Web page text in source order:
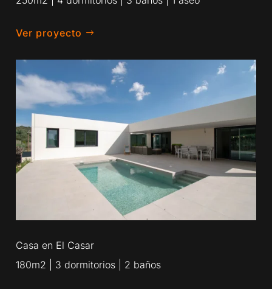
Ver proyecto
Casa en El Casar
180m2 | 3 dormitorios | 2 baños